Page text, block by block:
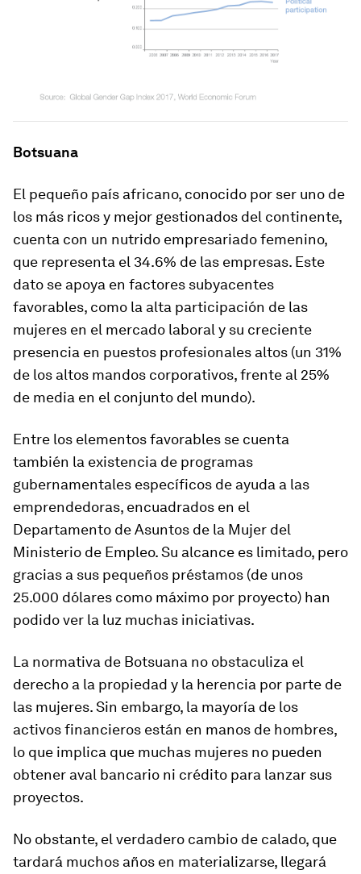
Botsuana
El pequeño país africano, conocido por ser uno de
los más ricos y mejor gestionados del continente,
cuenta con un nutrido empresariado femenino,
que representa el 34.6% de las empresas. Este
dato se apoya en factores subyacentes
favorables, como la alta participación de las
mujeres en el mercado laboral y su creciente
presencia en puestos profesionales altos (un 31%
de los altos mandos corporativos, frente al 25%
de media en el conjunto del mundo).
Entre los elementos favorables se cuenta
también la existencia de programas
gubernamentales específicos de ayuda a las
emprendedoras, encuadrados en el
Departamento de Asuntos de la Mujer del
Ministerio de Empleo. Su alcance es limitado, pero
gracias a sus pequeños préstamos (de unos
25.000 dólares como máximo por proyecto) han
podido ver la luz muchas iniciativas.
La normativa de Botsuana no obstaculiza el
derecho a la propiedad y la herencia por parte de
las mujeres. Sin embargo, la mayoría de los
activos financieros están en manos de hombres,
lo que implica que muchas mujeres no pueden
obtener aval bancario ni crédito para lanzar sus
proyectos.
No obstante, el verdadero cambio de calado, que
tardará muchos años en materializarse, llegará